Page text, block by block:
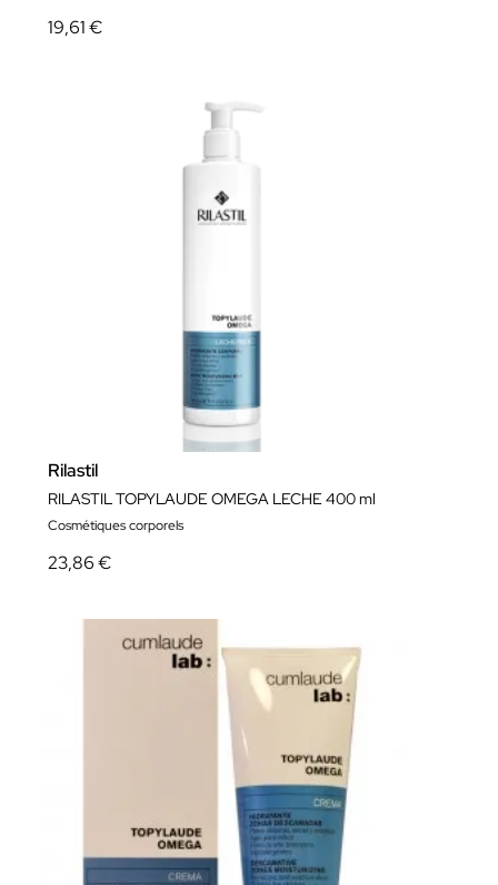
19,61 €
Rilastil
RILASTIL TOPYLAUDE OMEGA LECHE 400 ml
Cosmétiques corporels
23,86 €